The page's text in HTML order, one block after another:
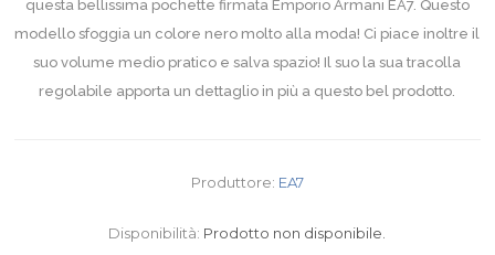
questa bellissima pochette firmata Emporio Armani EA7. Questo
modello sfoggia un colore nero molto alla moda! Ci piace inoltre il
suo volume medio pratico e salva spazio! Il suo la sua tracolla
regolabile apporta un dettaglio in più a questo bel prodotto.
Produttore: EA7
Disponibilità: Prodotto non disponibile.